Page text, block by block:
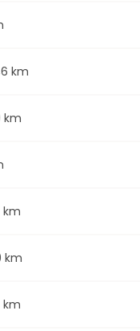
km
km
km
km
km